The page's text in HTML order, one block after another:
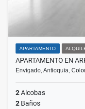
APARTAMENTO
APARTAMENTO EN
Envigado, Antioquia,
2Alcobas
2 Baños